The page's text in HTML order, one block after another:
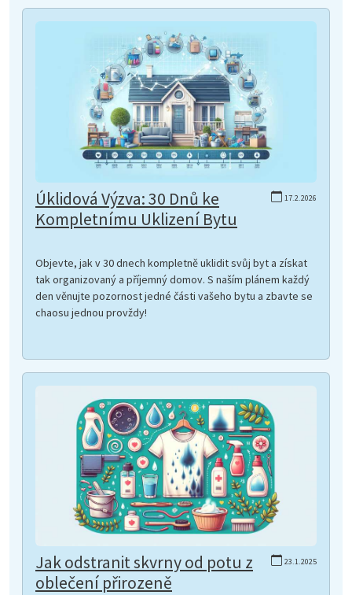
17.2.2026
Úklidová Výzva: 30 Dnů ke
Kompletnímu Uklizení Bytu
Objevte, jak v 30 dnech kompletně uklidit svůj byt a získat
tak organizovaný a příjemný domov. S naším plánem každý
den věnujte pozornost jedné části vašeho bytu a zbavte se
chaosu jednou provždy!
23.1.2025
Jak odstranit skvrny od potu z
oblečení přirozeně